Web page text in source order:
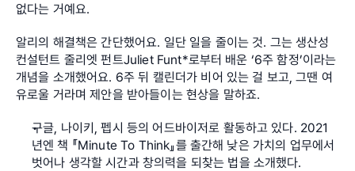
없다는 거예요.
알리의 해결책은 간단했어요. 일단 일을 줄이는 것. 그는 생산성
컨설턴트 줄리엣 펀트Juliet Funt*로부터 배운 ‘6주 함정’이라는
개념을 소개했어요. 6주 뒤 캘린더가 비어 있는 걸 보고, 그땐 여
유로울 거라며 제안을 받아들이는 현상을 말하죠.
구글, 나이키, 펩시 등의 어드바이저로 활동하고 있다. 2021
년엔 책 『Minute To Think』를 출간해 낮은 가치의 업무에서
벗어나 생각할 시간과 창의력을 되찾는 법을 소개했다.